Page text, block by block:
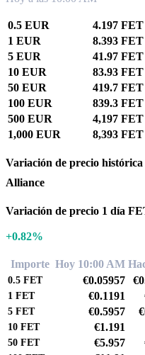
0.5 EUR
4.197 FET
1 EUR
8.393 FET
5 EUR
41.97 FET
10 EUR
83.93 FET
50 EUR
419.7 FET
100 EUR
839.3 FET
500 EUR
4,197 FET
1,000 EUR
8,393 FET
Variación de precio
Alliance
Variación de precio 1 día
+0.82%
Importe Hoy 10:00 AM
0.5 FET €0.05957
1 FET €0.1191
5 FET €0.5957
10 FET €1.191
50 FET €5.957